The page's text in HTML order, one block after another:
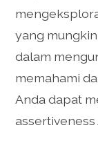
yang
dalam
memahami
Anda dapat
assertiveness